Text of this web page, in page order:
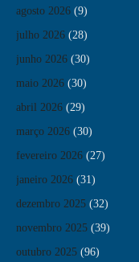
agosto 2026 (9)
julho 2026 (28)
junho 2026 (30)
maio 2026 (30)
abril 2026 (29)
março 2026 (30)
fevereiro 2026 (27)
janeiro 2026 (31)
dezembro 2025 (32)
novembro 2025 (39)
outubro 2025 (96)